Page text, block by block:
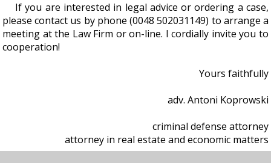
If you are interested in legal advice or ordering a case,
please contact us by phone (0048 502031149) to arrange a
meeting at the Law Firm or on-line. I cordially invite you to
cooperation!
Yours faithfully
adv. Antoni Koprowski
criminal defense attorney
attorney in real estate and economic matters